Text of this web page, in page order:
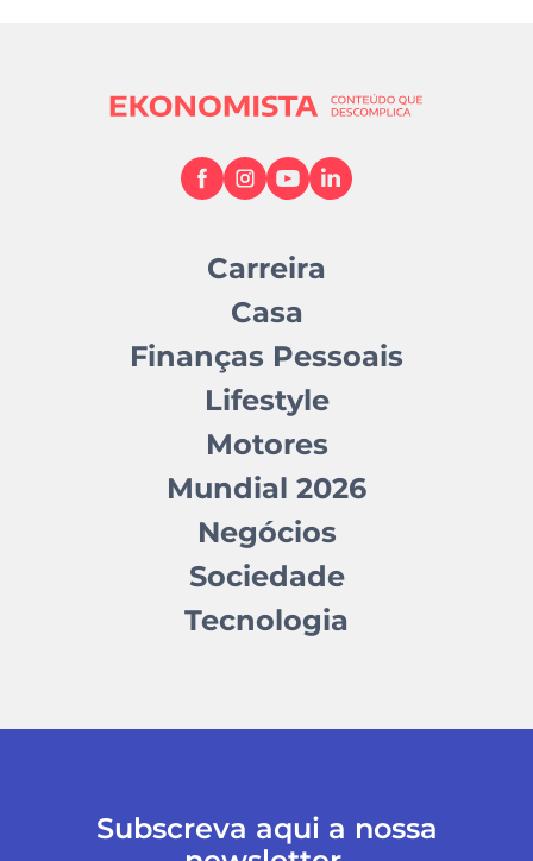
Carreira
Casa
Finanças Pessoais
Lifestyle
Motores
Mundial 2026
Negócios
Sociedade
Tecnologia
Subscreva aqui a nossa